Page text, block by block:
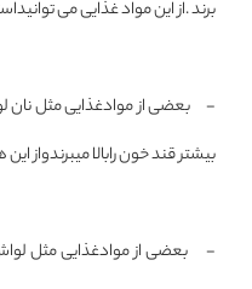
برند .از این مواد غذایی می
- بعضی از موادغذایی مثل نان
بیشتر قند خون رابالا میبرندواز
- بعضی از موادغذایی مثل